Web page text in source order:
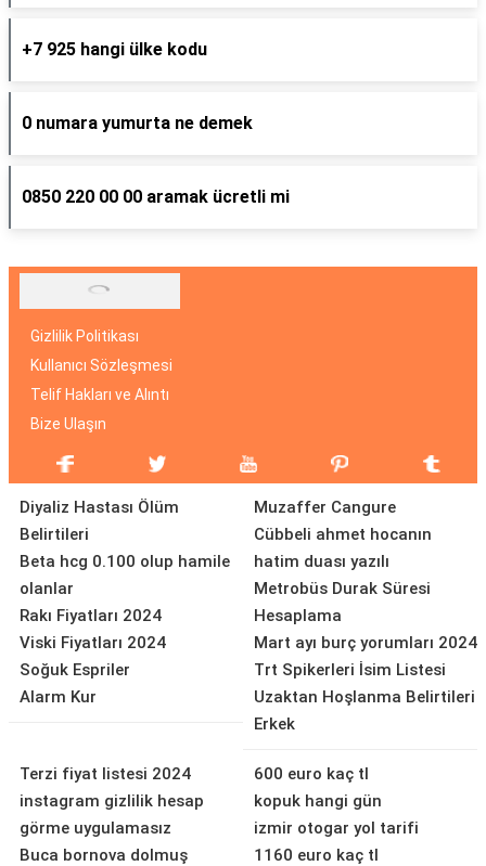
+7 925 hangi ülke kodu
0 numara yumurta ne demek
0850 220 00 00 aramak ücretli mi
Gizlilik Politikası
Kullanıcı Sözleşmesi
Telif Hakları ve Alıntı
Bize Ulaşın
Diyaliz Hastası Ölüm
Belirtileri
Beta hcg 0.100 olup hamile
olanlar
Rakı Fiyatları 2024
Viski Fiyatları 2024
Soğuk Espriler
Alarm Kur
Muzaffer Cangure
Cübbeli ahmet hocanın
hatim duası yazılı
Metrobüs Durak Süresi
Hesaplama
Mart ayı burç yorumları 2024
Trt Spikerleri İsim Listesi
Uzaktan Hoşlanma Belirtileri
Erkek
Terzi fiyat listesi 2024
instagram gizlilik hesap
görme uygulamasız
Buca bornova dolmuş
600 euro kaç tl
kopuk hangi gün
izmir otogar yol tarifi
1160 euro kaç tl